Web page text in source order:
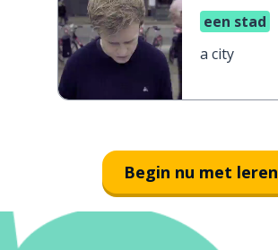
een stad
a city
Begin nu met leren